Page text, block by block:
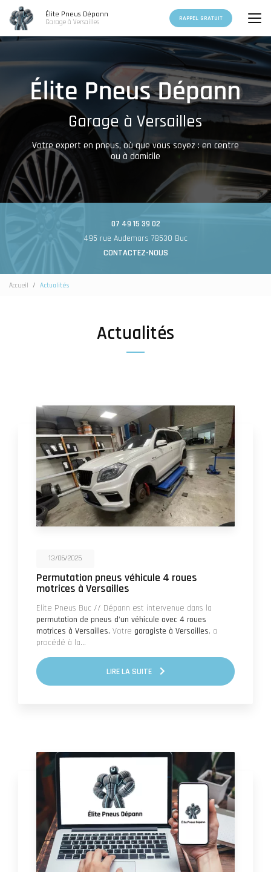
contenu
principal
Élite Pneus Dépann
Garage à Versailles RAPPEL GRATUIT
Garage à Versailles
Votre expert en pneus, où que vous soyez : en centre
ou à domicile
07 49 15 39 02
495 rue Audemars 78530 Buc
CONTACTEZ-NOUS
Accueil Actualités
Actualités
13/06/2025
Permutation pneus véhicule 4 roues
motrices à Versailles
Elite Pneus Buc // Dépann est intervenue dans la
permutation de pneus d'un véhicule avec 4 roues
motrices à Versailles. Votre garagiste à Versailles, a
procédé à la…
LIRE LA SUITE